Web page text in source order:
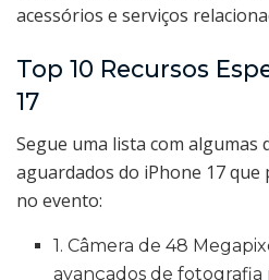
acessórios e serviços
Top 10 Recursos
17
Segue uma lista com algumas
aguardados do iPhone 17 que
no evento:
1. Câmera de 48
avançados de